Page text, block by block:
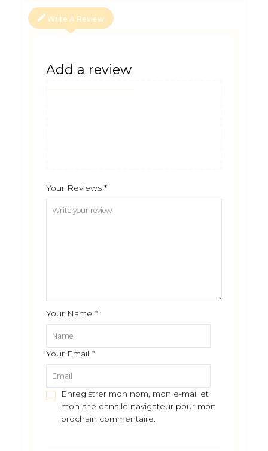
Write A Review
Add a review
Your Reviews*
Your Name*
Your Email*
Enregistrer mon nom, mon e-mail et
mon site dans le navigateur pour mon
prochain commentaire.